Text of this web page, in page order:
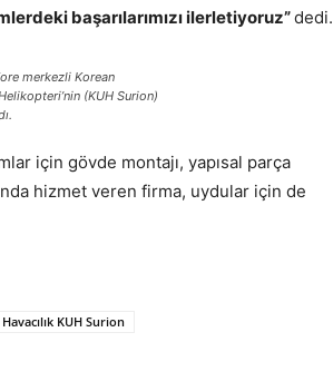
başarılarımızı ilerletiyoruz”dedi.
merkezli Korean
(KUH Surion)
için gövde montajı, yapısal parça
hizmet veren firma, uydular için de
KUH Surion